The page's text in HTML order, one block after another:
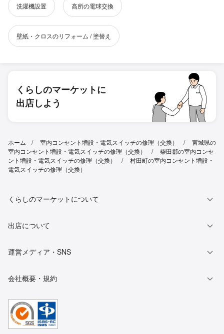
洗濯機設置 高所の電球交換
壁紙・クロスのリフォーム / 塗替え
くらしのマーケットに
出店しよう
ホーム 室内コンセント増設・電気スイッチの修理（交換）
宮城県の
室内コンセント増設・電気スイッチの修理（交換）
柴田郡の室内コンセ
ント増設・電気スイッチの修理（交換）
村田町の室内コンセント増設・
電気スイッチの修理（交換）
くらしのマーケットについて
出店について
運営メディア・SNS
会社概要・規約